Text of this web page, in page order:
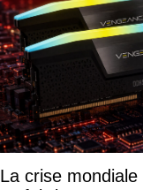
La crise